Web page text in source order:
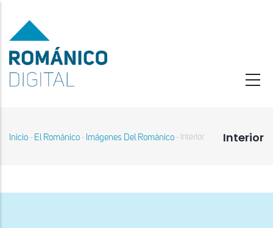
contenido
principal
Interior
Sobrescribir
Inicio - El Románico - Imágenes Del Románico - Interior